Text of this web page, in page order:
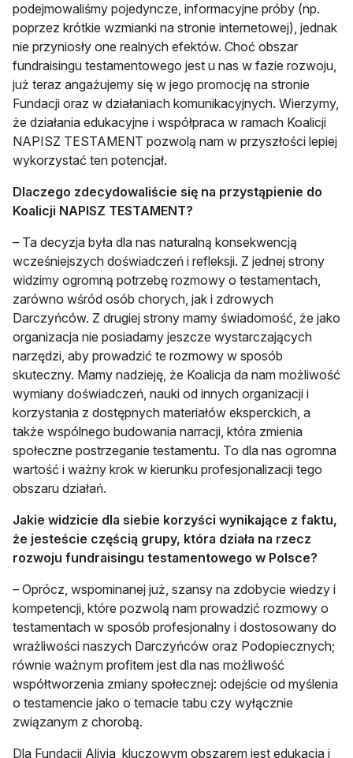
podejmowaliśmy pojedyncze, informacyjne próby (np.
poprzez krótkie wzmianki na stronie internetowej), jednak
nie przyniosły one realnych efektów. Choć obszar
fundraisingu testamentowego jest u nas w fazie rozwoju,
już teraz angażujemy się w jego promocję na stronie
Fundacji oraz w działaniach komunikacyjnych. Wierzymy,
że działania edukacyjne i współpraca w ramach Koalicji
NAPISZ TESTAMENT pozwolą nam w przyszłości lepiej
wykorzystać ten potencjał.
Dlaczego zdecydowaliście się na przystąpienie do
Koalicji NAPISZ TESTAMENT?
– Ta decyzja była dla nas naturalną konsekwencją
wcześniejszych doświadczeń i refleksji. Z jednej strony
widzimy ogromną potrzebę rozmowy o testamentach,
zarówno wśród osób chorych, jak i zdrowych
Darczyńców. Z drugiej strony mamy świadomość, że jako
organizacja nie posiadamy jeszcze wystarczających
narzędzi, aby prowadzić te rozmowy w sposób
skuteczny. Mamy nadzieję, że Koalicja da nam możliwość
wymiany doświadczeń, nauki od innych organizacji i
korzystania z dostępnych materiałów eksperckich, a
także wspólnego budowania narracji, która zmienia
społeczne postrzeganie testamentu. To dla nas ogromna
wartość i ważny krok w kierunku profesjonalizacji tego
obszaru działań.
Jakie widzicie dla siebie korzyści wynikające z faktu,
że jesteście częścią grupy, która działa na rzecz
rozwoju fundraisingu testamentowego w Polsce?
– Oprócz, wspominanej już, szansy na zdobycie wiedzy i
kompetencji, które pozwolą nam prowadzić rozmowy o
testamentach w sposób profesjonalny i dostosowany do
wrażliwości naszych Darczyńców oraz Podopiecznych;
równie ważnym profitem jest dla nas możliwość
współtworzenia zmiany społecznej: odejście od myślenia
o testamencie jako o temacie tabu czy wyłącznie
związanym z chorobą.
Dla Fundacji Alivia kluczowym obszarem jest edukacja i